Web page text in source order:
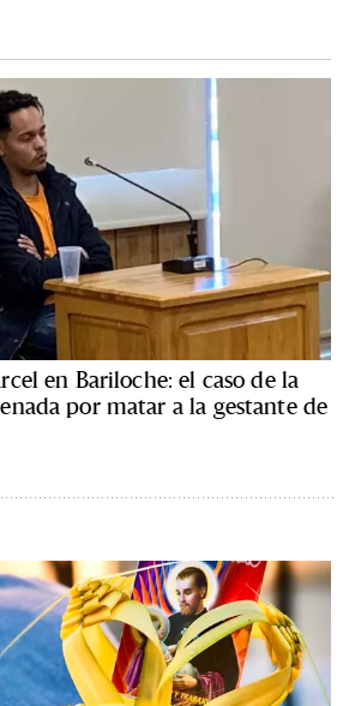
en Bariloche: el caso de la
por matar a la gestante de